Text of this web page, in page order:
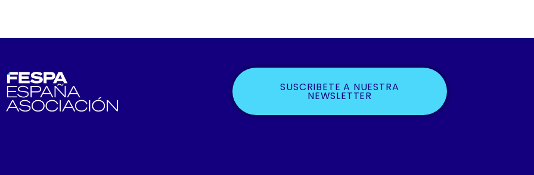
SUSCRIBETE A NUESTRA
NEWSLETTER